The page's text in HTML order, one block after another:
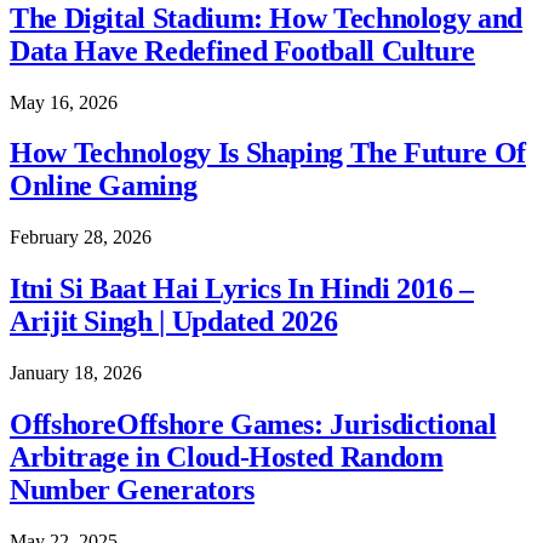
The Digital Stadium: How Technology and
Data Have Redefined Football Culture
May 16, 2026
How Technology Is Shaping The Future Of
Online Gaming
February 28, 2026
Itni Si Baat Hai Lyrics In Hindi 2016 –
Arijit Singh | Updated 2026
January 18, 2026
OffshoreOffshore Games: Jurisdictional
Arbitrage in Cloud-Hosted Random
Number Generators